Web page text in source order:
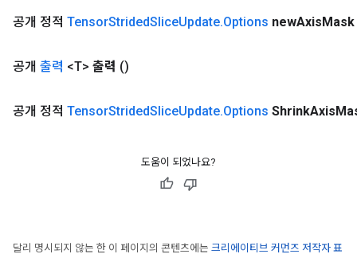
공개 정적 TensorStridedSliceUpdate.Options newAxisMask
공개 출력 <T> 출력 ()
공개 정적 TensorStridedSliceUpdate.Options ShrinkAxis
도움이 되었나요?
달리 명시되지 않는 한 이 페이지의 콘텐츠에는 크리에이티브 커먼즈 저작자 표